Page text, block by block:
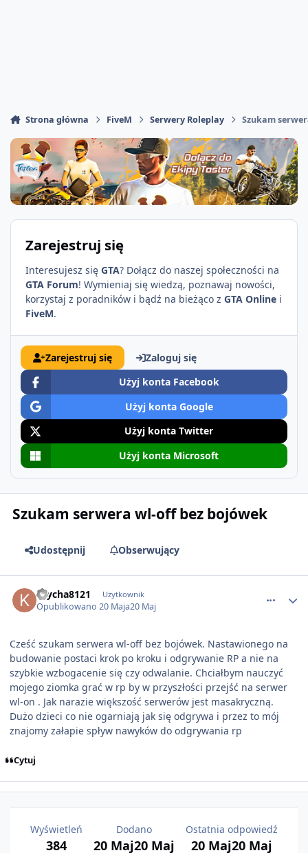
Strona główna FiveM Serwery Roleplay Szukam
Zarejestruj się
Interesujesz się GTA? Dołącz do naszej społeczności na
GTA Forum! Wymieniaj się wiedzą, poznawaj nowości,
korzystaj z poradników i bądź na bieżąco z GTA Online i
FiveM.
Zarejestruj się
Zaloguj się
Użyj konta Facebook
Użyj konta Google
Użyj konta Twitter
Użyj konta Microsoft
Szukam serwera wl-off bez bojówek
Udostępnij Obserwujący
Krycha8121 Użytkownik
Opublikowano20 Maja20 Maj
Cześć szukam serwera wl-off bez bojówek. Nastawionego na
budowanie postaci krok po kroku i odgrywanie RP a nie na
szybkie wzbogacenie się czy odwalanie. Chciałbym nauczyć
mojego ziomka grać w rp by w przyszłości przejść na serwer
wl-on . Jak narazie większość serwerów jest masakryczną.
Dużo dzieci co nie ogarniają jak się odgrywa i przez to mój
znajomy załapie spływ nawyków do odgrywania rp
Cytuj
Wyświetleń
384
Dodano
20 Maj20 Maj
Ostatnia odpowiedź
20 Maj20 Maj